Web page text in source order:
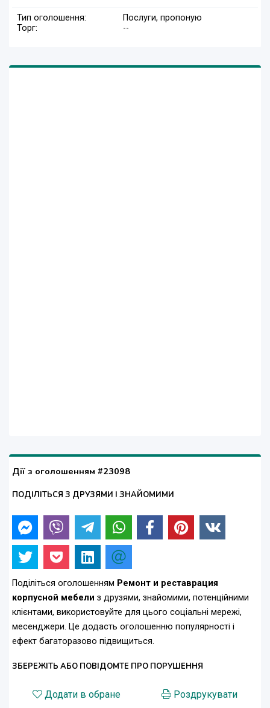
Тип оголошення:
Послуги, пропоную
Торг:
--
Дії з оголошенням #23098
ПОДІЛІТЬСЯ З ДРУЗЯМИ І ЗНАЙОМИМИ
Поділіться оголошенням Ремонт и реставрация
корпусной мебели з друзями, знайомими, потенційними
клієнтами, використовуйте для цього соціальні мережі,
месенджери. Це додасть оголошенню популярності і
ефект багаторазово підвищиться.
ЗБЕРЕЖІТЬ АБО ПОВІДОМТЕ ПРО ПОРУШЕННЯ
Додати в обране
Роздрукувати